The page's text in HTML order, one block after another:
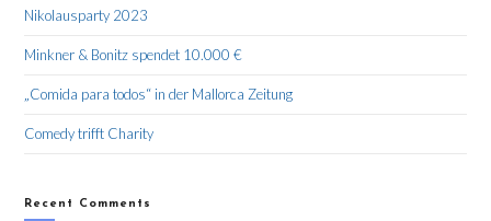
Nikolausparty 2023
Minkner & Bonitz spendet 10.000 €
„Comida para todos“ in der Mallorca Zeitung
Comedy trifft Charity
Recent Comments